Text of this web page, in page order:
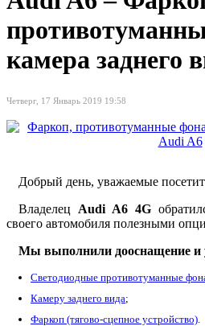
камера заднего
Четверг, 17 Январь 2019 19:58
Добрый день, уважаемые
Владелец Audi A6 4G
своего автомобиля полезными
Мы выполнили дооснащение и
Светодиодные противотуманные
Камеру заднего вида;
Фаркоп (тягово-сцепное устройство)